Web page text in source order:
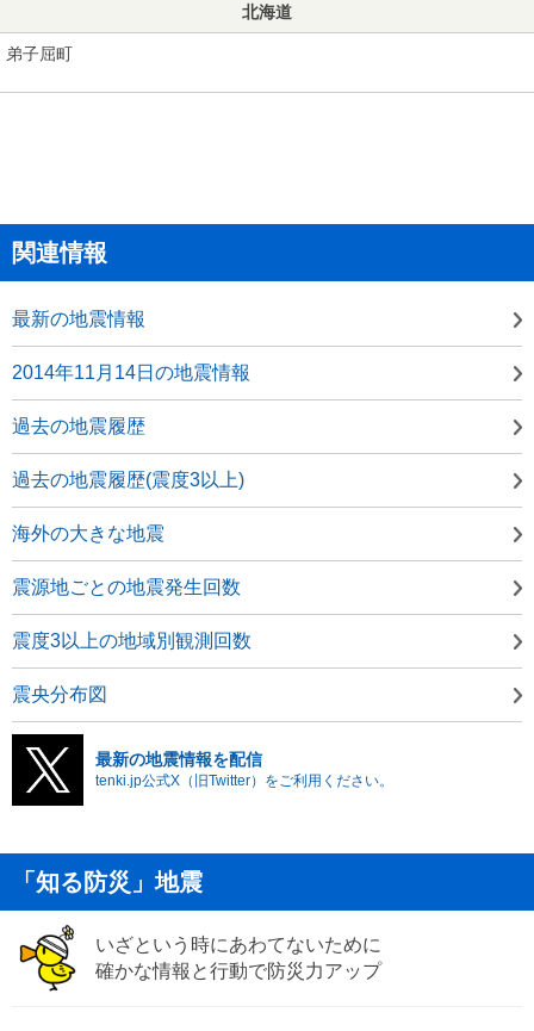
北海道
弟子屈町
関連情報
最新の地震情報
2014年11月14日の地震情報
過去の地震履歴
過去の地震履歴(震度3以上)
海外の大きな地震
震源地ごとの地震発生回数
震度3以上の地域別観測回数
震央分布図
最新の地震情報を配信
tenki.jp公式X（旧Twitter）をご利用ください。
「知る防災」地震
いざという時にあわてないために
確かな情報と行動で防災力アップ